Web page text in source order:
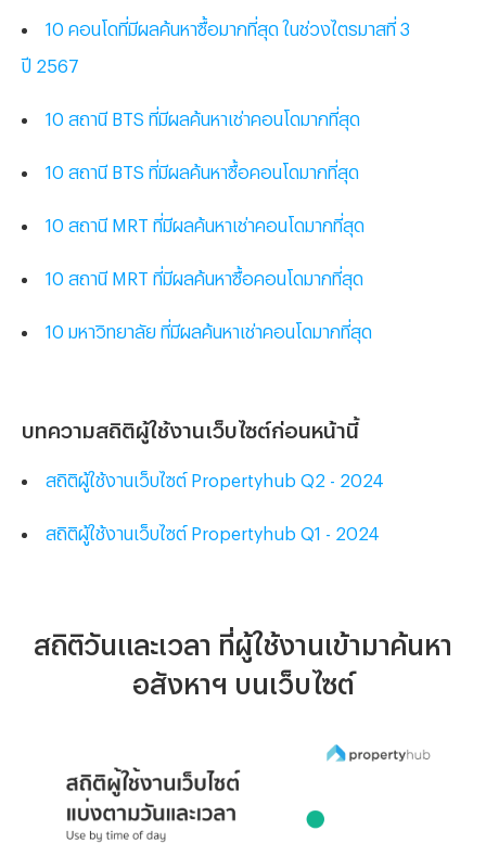
10 คอนโดที่มีผลค้นหาซื้อมากที่สุด ในช่วงไตรมาสที่ 3
ปี 2567
10 สถานี BTS ที่มีผลค้นหาเช่าคอนโดมากที่สุด
10 สถานี BTS ที่มีผลค้นหาซื้อคอนโดมากที่สุด
10 สถานี MRT ที่มีผลค้นหาเช่าคอนโดมากที่สุด
10 สถานี MRT ที่มีผลค้นหาซื้อคอนโดมากที่สุด
10 มหาวิทยาลัย ที่มีผลค้นหาเช่าคอนโดมากที่สุด
บทความสถิติผู้ใช้งานเว็บไซต์ก่อนหน้านี้
สถิติผู้ใช้งานเว็บไซต์ Propertyhub Q2 - 2024
สถิติผู้ใช้งานเว็บไซต์ Propertyhub Q1 - 2024
สถิติวันและเวลา ที่ผู้ใช้งานเข้ามาค้นหา
อสังหาฯ บนเว็บไซต์